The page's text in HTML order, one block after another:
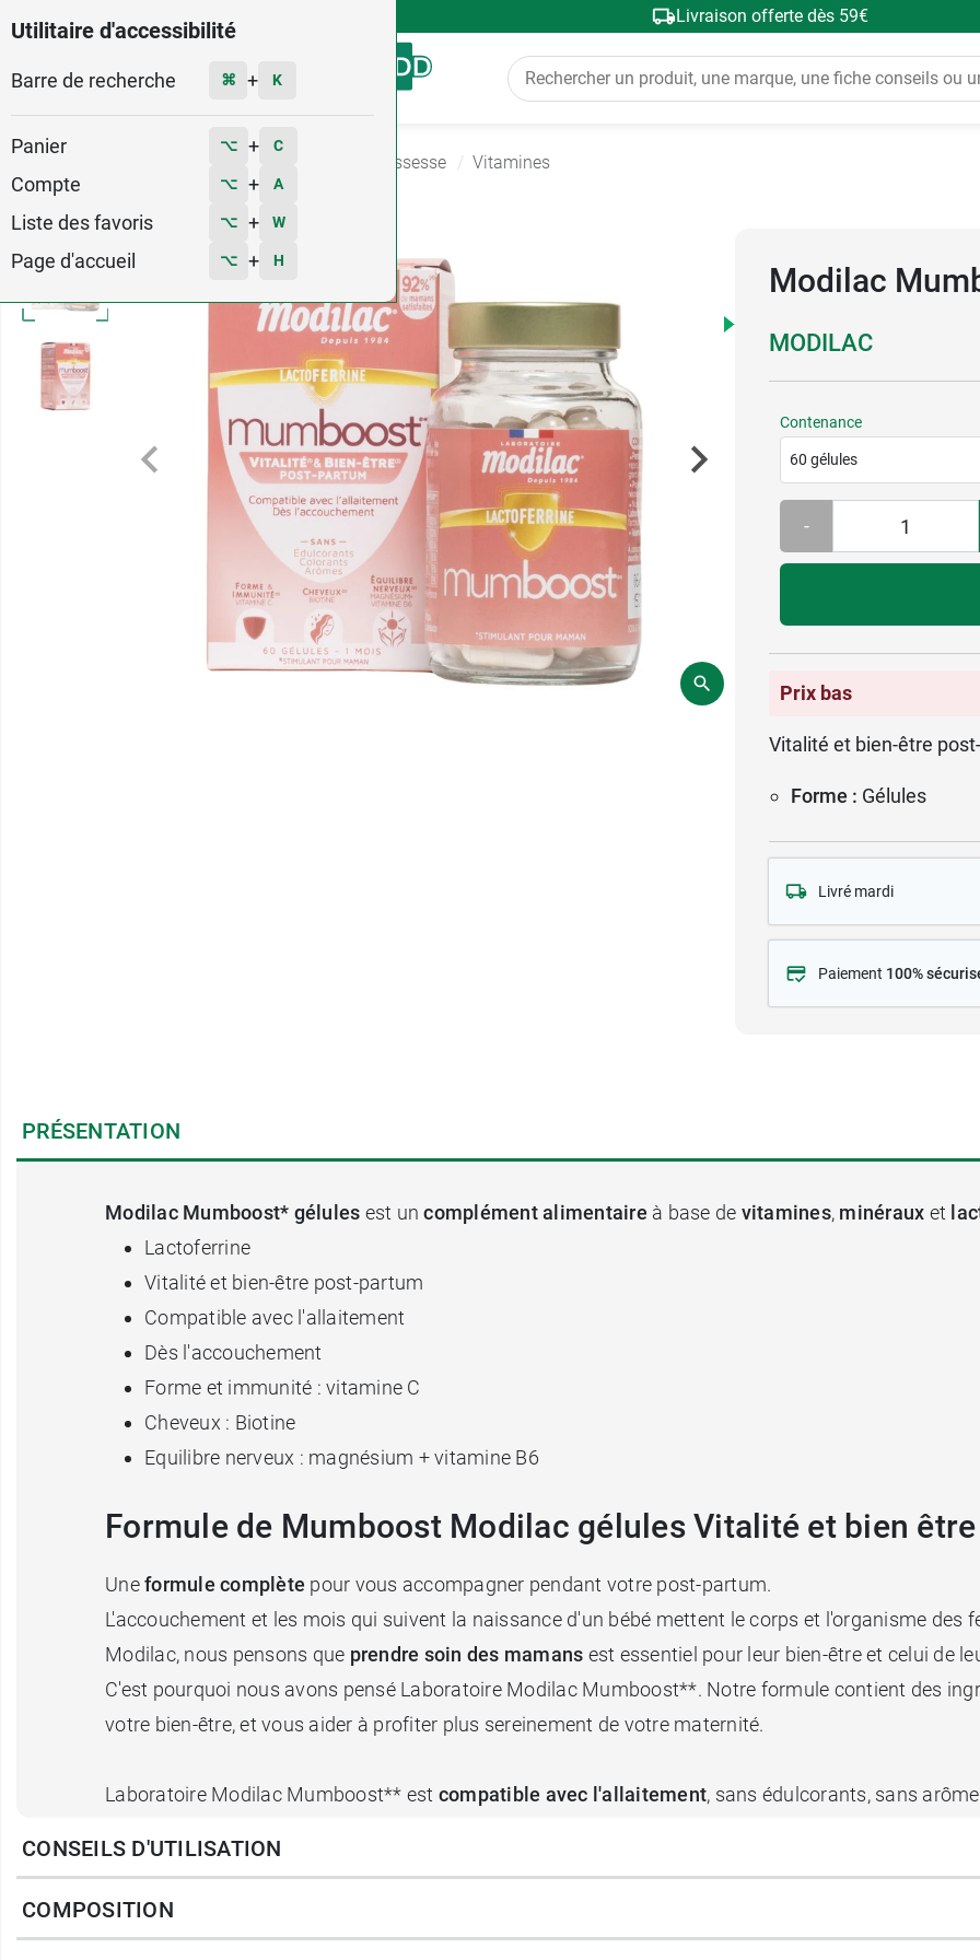
Utilitaire d'accessibilité
Barre de recherche ⌘ + K
Panier ⌥ + C
Compte ⌥ + A
Liste des favoris ⌥ + W
Page d'accueil ⌥ + H
Livraison offerte dès 59€
Menu
Compléments grossesse Vitamines
Modilac
MODILAC
Contenance
60 gélules
-
Prix bas
Vitalité et bien-être
Forme : Gélules
Livré mardi
Paiement 100%
PRÉSENTATION
Modilac Mumboost* gélules est uncomplément alimentaire à base de vitamines, minéraux et
Lactoferrine
Vitalité et bien-être post-partum
Compatible avec l'allaitement
Dès l'accouchement
Forme et immunité : vitamine C
Cheveux : Biotine
Equilibre nerveux : magnésium + vitamine B6
Formule de Mumboost Modilac gélules Vitalité et bien être
Uneformule complète pour vous accompagner pendant votre post-partum.
L'accouchement et les mois qui suivent la naissance d'un bébé mettent le corps et l'organisme des
Modilac, nous pensons que prendre soin des mamans est essentiel pour leur bien-être et celui de
C'est pourquoi nous avons pensé Laboratoire Modilac Mumboost**. Notre formule contient des
votre bien-être, et vous aider à profiter plus sereinement de votre maternité.
Laboratoire Modilac Mumboost** est compatible avec l'allaitement, sans édulcorants, sans
Laboratoire Modilac, plus de 40 ans de recherche en nutrition au service de la sérénité des mamans.
Depuis 1984, Laboratoire Modilac est l'expert français des solutions nutritionnelles innovantes
CONSEILS D'UTILISATION
COMPOSITION